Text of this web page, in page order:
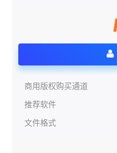
商用版权购买通道
推荐软件
文件格式